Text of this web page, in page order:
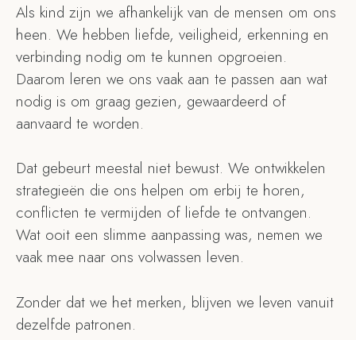
Als kind zijn we afhankelijk van de mensen om ons
heen. We hebben liefde, veiligheid, erkenning en
verbinding nodig om te kunnen opgroeien.
Daarom leren we ons vaak aan te passen aan wat
nodig is om graag gezien, gewaardeerd of
aanvaard te worden.
Dat gebeurt meestal niet bewust. We ontwikkelen
strategieën die ons helpen om erbij te horen,
conflicten te vermijden of liefde te ontvangen.
Wat ooit een slimme aanpassing was, nemen we
vaak mee naar ons volwassen leven.
Zonder dat we het merken, blijven we leven vanuit
dezelfde patronen.